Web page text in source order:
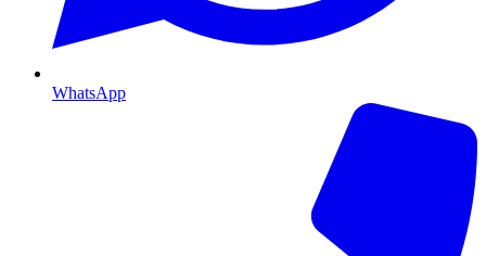
WhatsApp